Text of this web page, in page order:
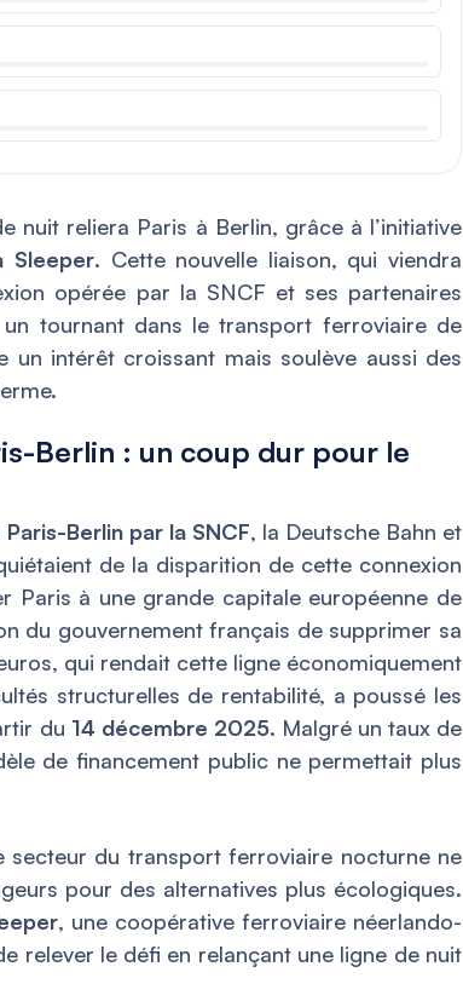
reliera Paris à Berlin, grâce à l’initiative
Sleeper. Cette nouvelle liaison, qui viendra
opérée par la SNCF et ses partenaires
tournant dans le transport ferroviaire de
un intérêt croissant mais soulève aussi des
Berlin : un coup dur pour le
Berlin par la SNCF, la Deutsche Bahn et
de la disparition de cette connexion
Paris à une grande capitale européenne de
du gouvernement français de supprimer sa
qui rendait cette ligne économiquement
structurelles de rentabilité, a poussé les
du 14 décembre 2025. Malgré un taux de
de financement public ne permettait plus
secteur du transport ferroviaire nocturne ne
pour des alternatives plus écologiques.
, une coopérative ferroviaire néerlando-
relever le défi en relançant une ligne de nuit